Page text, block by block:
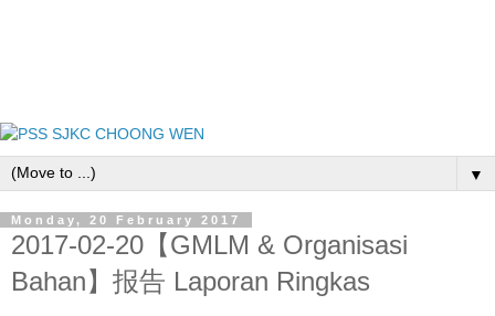
▼
Monday, 20 February 2017
2017-02-20【GMLM & Organisasi
Bahan】报告 Laporan Ringkas